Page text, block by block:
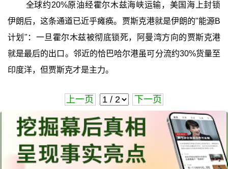
全球约20%原油经霍尔木兹海峡运输，美国海上封锁
伊朗后，这条通道已近乎瘫痪。贾斯克港就是伊朗的"能源B
计划"：一旦霍尔木兹被彻底锁死，阿曼湾方向的贾斯克港
就是最后的出口。邻近的恰巴哈尔港虽可分流约30%货量至
印度洋，但贾斯克才是主力。
上一页 下一页